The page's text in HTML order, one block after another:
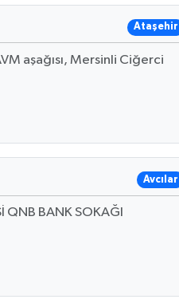
Ataşehir
aşağısı, Mersinli Ciğerci
Avcılar
BANK SOKAĞI